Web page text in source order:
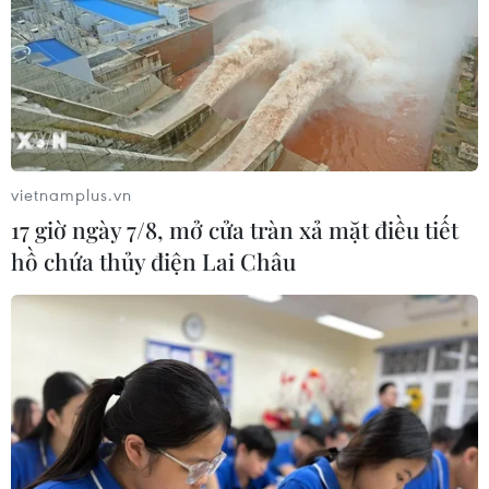
đồng/lít
06/08/2026 08:07
Xem thêm
Tổng Biên tập: TRẦN TIẾN DUẨN
Phó Tổng Biên tập: NGUYỄN THỊ TÁM, KHÚC THANH
THỦY
Sở hữu trí tuệ
Quy định sử dụng
vietnamplus.vn
17 giờ ngày 7/8, mở cửa tràn xả mặt điều tiết
hồ chứa thủy điện Lai Châu